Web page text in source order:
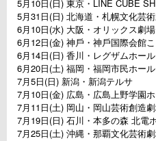
5月10日(⽇) 東京・LINE CUBE
5月31日(⽇) 北海道・札幌⽂化芸
6月10日(⽔) ⼤阪・オリックス劇場
6月12日(⾦) 神⼾・神⼾国際会館
6月14日(⽇) ⾹川・レグザムホー
6月20日(⼟) 福岡・福岡市⺠ホー
7月5日(⽇) 新潟・新潟テルサ
7月10日(⾦) 広島・広島上野学園
7月11日(⼟) 岡⼭・岡⼭芸術創造
7月19日(⽇) ⽯川・本多の森 北電
7月25日(⼟) 沖縄・那覇⽂化芸術